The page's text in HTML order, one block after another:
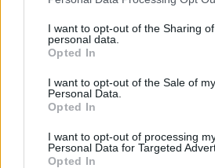
I want to opt-out of the Sharing
personal data.
Opted In
I want to opt-out of the Sale of my
Personal Data.
Opted In
I want to opt-out of processing
Personal Data for Targeted
Opted In
vaiko gyvybių išgelbėti nepavyko
Žinios | Lietuvos diena
Savaitės vidurys nusimato
32 laipsnių šilumos
Žinios | Orai